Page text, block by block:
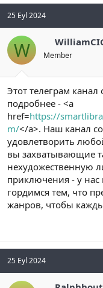
25 Eyl 2024
W Member
Этот телеграм канал
подробнее - <a
href=https://
m/</a>. Наш канал
удовлетворить
вы захватывающие
нехудожественную
приключения - у
гордимся тем, что
жанров, чтобы
25 Eyl 2024